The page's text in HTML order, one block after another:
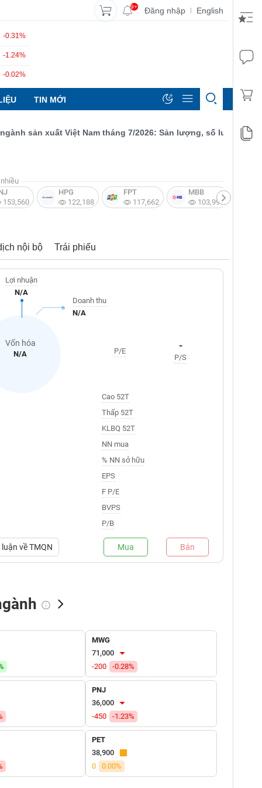
9+ Đăng nhập | English
-0.31%
-1.24%
-0.02%
TIN MỚI
sản xuất Việt Nam tháng 7/2026: Sản lượng, số lượng đơn
153,560
HPG
122,188
FPT
117,662
MBB
103,997
nội bộ Trái phiếu
Vốn hóa
N/A
Lợi nhuận
N/A
Doanh thu
N/A
P/E -
P/S
Cao 52T
Thấp 52T
KLBQ 52T
NN mua
% NN sở hữu
EPS
F P/E
BVPS
P/B
vềTMQN Mua Bán
Tự doanh mua
MWG
71,000
-200
-0.28%
PNJ
36,000
-450
-1.23%
PET
38,900
0
0.00%